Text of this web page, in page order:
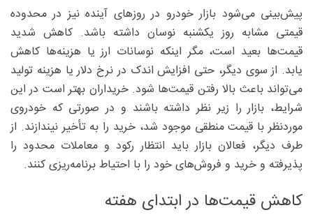
پیش‌بینی می‌شود بازار خودرو در روز‌های آینده نیز در محدوده
قیمتی مشابه روز یکشنبه نوسان داشته باشد. کاهش شدید
قیمت‌ها بعید است، مگر اینکه نوسانات ارز یا هزینه‌ها کاهش
یابد. از سوی دیگر، حتی افزایش اندک در نرخ دلار یا هزینه تولید
می‌تواند باعث بالا رفتن قیمت‌ها شود. خریداران بهتر است در این
شرایط، بازار را زیر نظر داشته باشند و در صورتی که خودروی
موردنظر با قیمت منطقی موجود شد، خرید را به تأخیر نیندازند. از
طرف دیگر، فعالان بازار باید انتظار رکود و معاملات محدود را
پذیرفته و خرید و فروش‌های خود را با احتیاط برنامه‌ریزی کنند.
کاهش قیمت‌ها در ابتدای هفته